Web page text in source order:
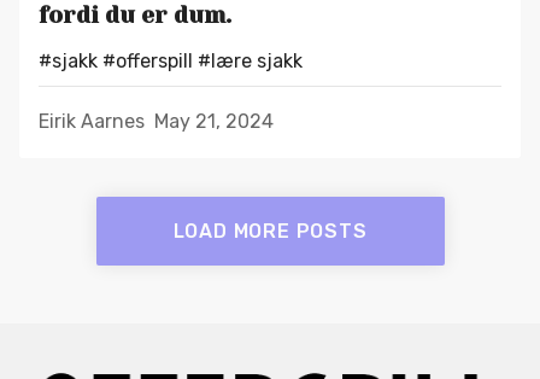
fordi du er dum.
#sjakk #offerspill #lære sjakk
Eirik Aarnes May 21, 2024
LOAD MORE POSTS